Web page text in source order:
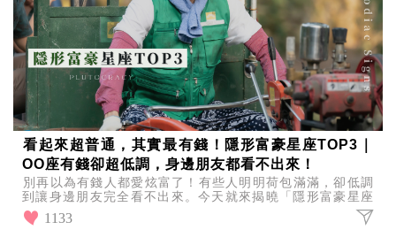
看起來超普通，其實最有錢！隱形富豪星座TOP3｜
OO座有錢卻超低調，身邊朋友都看不出來！
別再以為有錢人都愛炫富了！有些人明明荷包滿滿，卻低調
到讓身邊朋友完全看不出來。今天就來揭曉「隱形富豪星座
TOP3」，看看誰才是真正深藏不露的財富高手！
1133